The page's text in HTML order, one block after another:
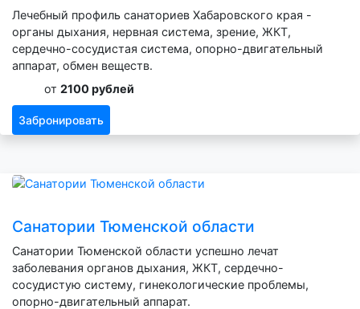
Лечебный профиль санаториев Хабаровского края -
органы дыхания, нервная система, зрение, ЖКТ,
сердечно-сосудистая система, опорно-двигательный
аппарат, обмен веществ.
от 2100 рублей
Забронировать
Санатории Тюменской области
Санатории Тюменской области успешно лечат
заболевания органов дыхания, ЖКТ, сердечно-
сосудистую систему, гинекологические проблемы,
опорно-двигательный аппарат.